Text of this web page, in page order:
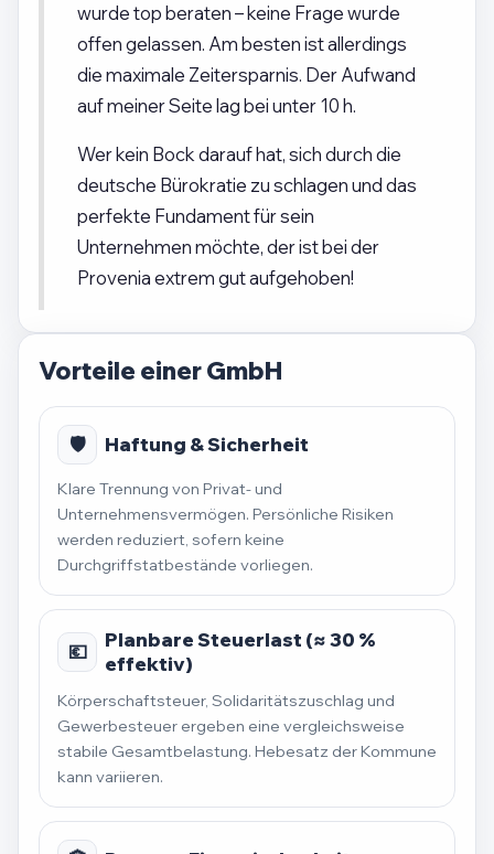
wurde top beraten – keine Frage wurde
offen gelassen. Am besten ist allerdings
die maximale Zeitersparnis. Der Aufwand
auf meiner Seite lag bei unter 10 h.
Wer kein Bock darauf hat, sich durch die
deutsche Bürokratie zu schlagen und das
perfekte Fundament für sein
Unternehmen möchte, der ist bei der
Provenia extrem gut aufgehoben!
Vorteile einer GmbH
🛡️ Haftung & Sicherheit
Klare Trennung von Privat- und
Unternehmensvermögen. Persönliche Risiken
werden reduziert, sofern keine
Durchgriffstatbestände vorliegen.
💶
Planbare Steuerlast (≈ 30 %
effektiv)
Körperschaftsteuer, Solidaritätszuschlag und
Gewerbesteuer ergeben eine vergleichsweise
stabile Gesamtbelastung. Hebesatz der Kommune
kann variieren.